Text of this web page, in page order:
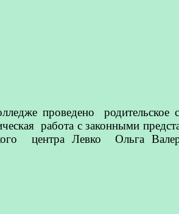
проведено
работа с законными
центра Левко Ольга